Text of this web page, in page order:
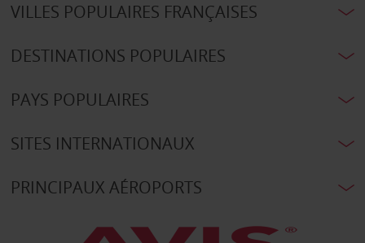
VILLES POPULAIRES FRANÇAISES
DESTINATIONS POPULAIRES
PAYS POPULAIRES
SITES INTERNATIONAUX
PRINCIPAUX AÉROPORTS